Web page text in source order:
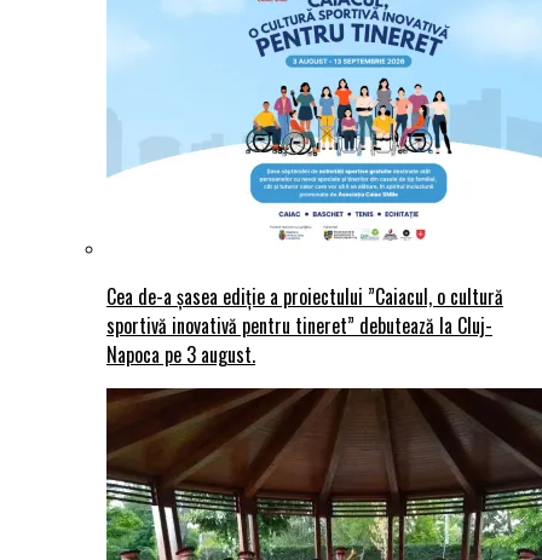
Cea de-a șasea ediție a proiectului ”Caiacul, o cultură
sportivă inovativă pentru tineret” debutează la Cluj-
Napoca pe 3 august.